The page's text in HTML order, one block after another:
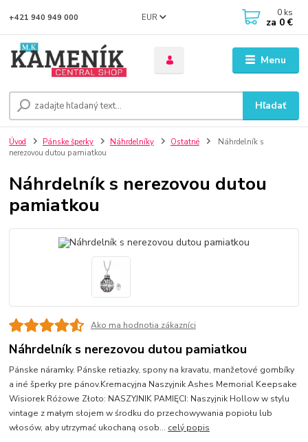
Menu
EUR
Hľadať
+421 940 949 000 0 ks
za 0 €
Úvod Pánske šperky Náhrdelníky Ostatné
Náhrdelník s
nerezovou dutou pamiatkou
Náhrdelník s nerezovou dutou
pamiatkou
Ako ma hodnotia zákazníci
Náhrdelník s nerezovou dutou pamiatkou
Pánske náramky. Pánske retiazky, spony na kravatu, manžetové gombíky
a iné šperky pre pánov.Kremacyjna Naszyjnik Ashes Memorial Keepsake
Wisiorek Różowe Złoto: NASZYJNIK PAMIĘCI: Naszyjnik Hollow w stylu
vintage z małym słojem w środku do przechowywania popiołu lub
włosów, aby utrzymać ukochaną osob... celý popis